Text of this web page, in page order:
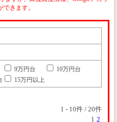
きます。
9万円台
10万円台
15万円以上
1 - 10件 / 20件
1 2